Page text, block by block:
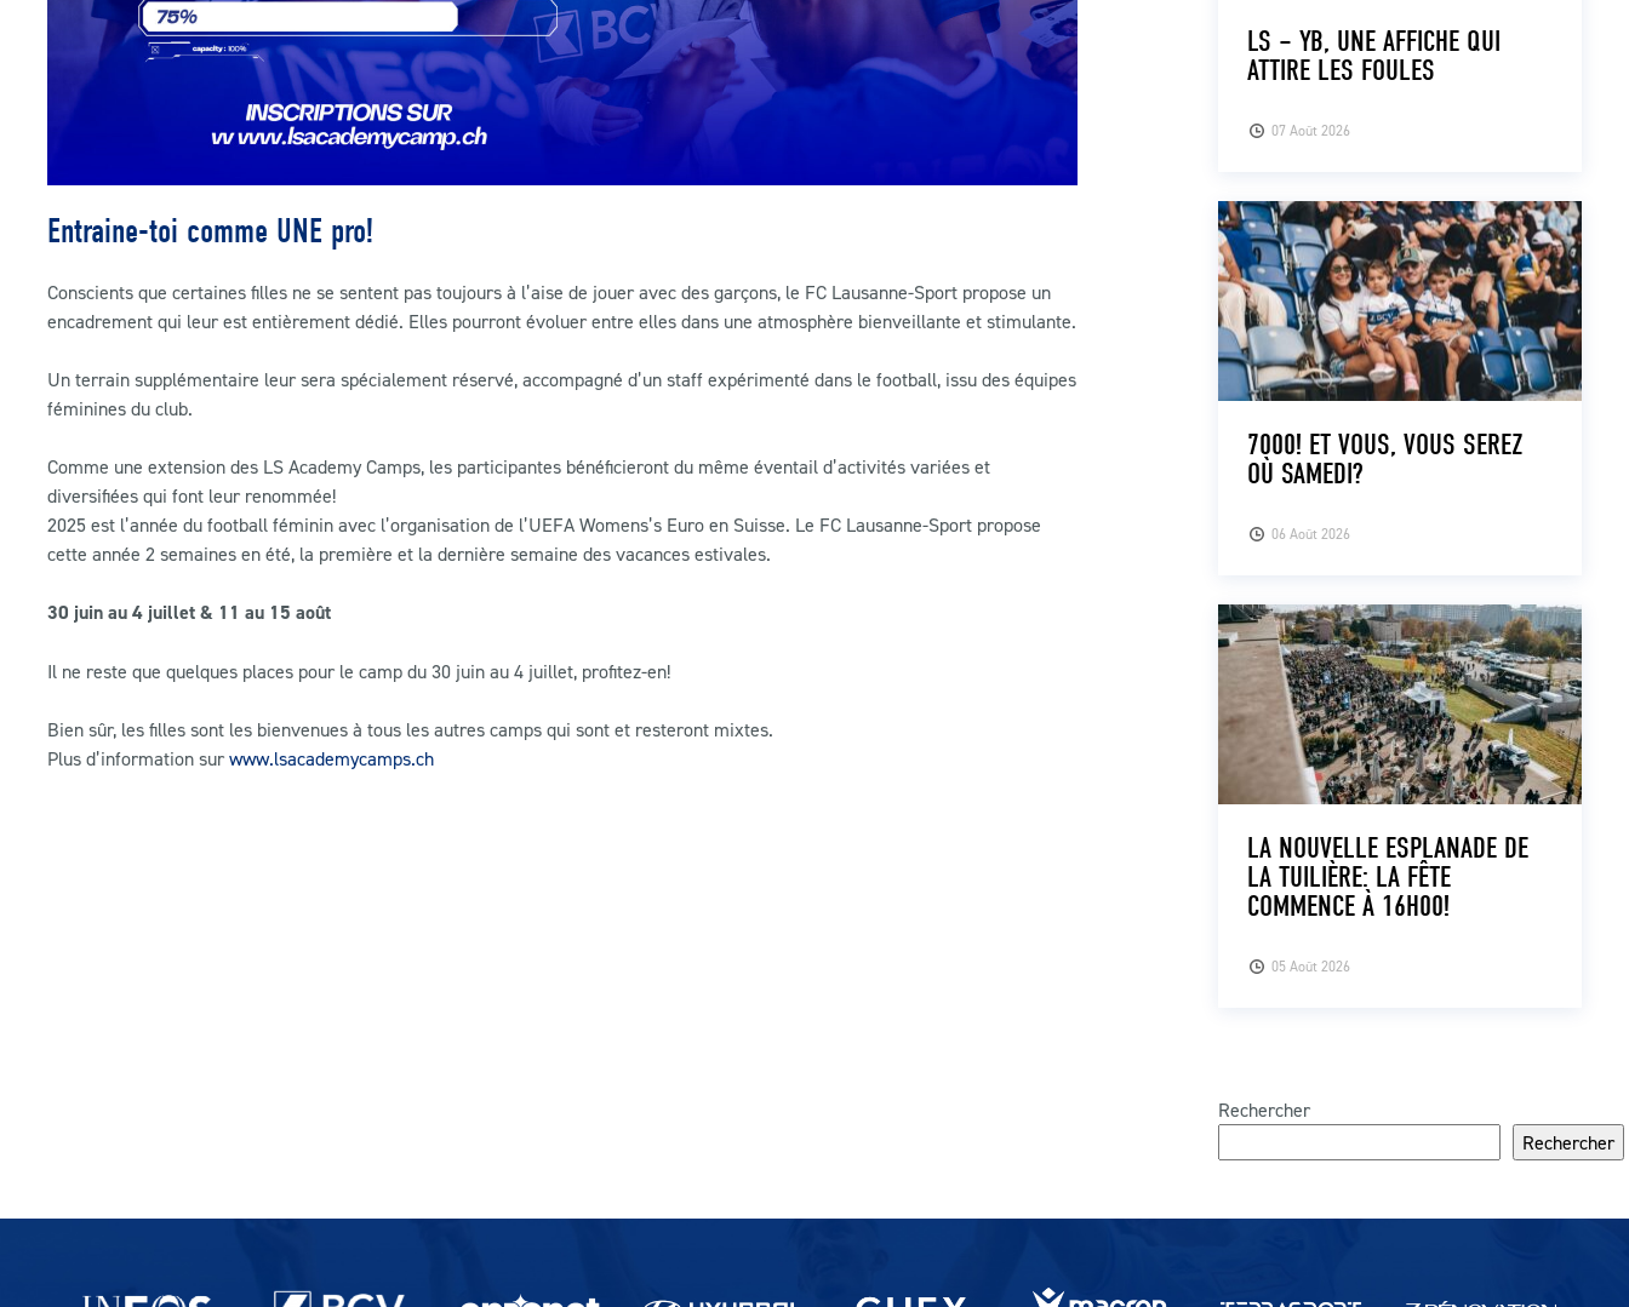
Entraine-toi comme UNE pro!
Conscients que certaines filles ne se sentent pas toujours à l’aise de jouer avec des garçons, le FC Lausanne-Sport propose un
encadrement qui leur est entièrement dédié. Elles pourront évoluer entre elles dans une atmosphère bienveillante et stimulante.
Un terrain supplémentaire leur sera spécialement réservé, accompagné d’un staff expérimenté dans le football, issu des équipes
féminines du club.
Comme une extension des LS Academy Camps, les participantes bénéficieront du même éventail d’activités variées et
diversifiées qui font leur renommée!
2025 est l’année du football féminin avec l’organisation de l’UEFA Womens’s Euro en Suisse. Le FC Lausanne-Sport propose
cette année 2 semaines en été, la première et la dernière semaine des vacances estivales.
30 juin au 4 juillet & 11 au 15 août
Il ne reste que quelques places pour le camp du 30 juin au 4 juillet, profitez-en!
Bien sûr, les filles sont les bienvenues à tous les autres camps qui sont et resteront mixtes.
Plus d’information sur www.lsacademycamps.ch
07 Août 2026
LS – YB, UNE AFFICHE QUI
ATTIRE LES FOULES
06 Août 2026
7000! ET VOUS, VOUS SEREZ
OÙ SAMEDI?
05 Août 2026
LA NOUVELLE ESPLANADE DE
LA TUILIÈRE: LA FÊTE
COMMENCE À 16H00!
Rechercher
Rechercher
Partenaires du lausanne-Sport